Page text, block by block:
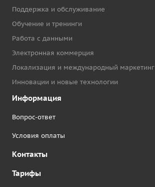
Поддержка и обслуживание
Обучение и тренинги
Работа с данными
Электронная коммерция
Локализация и международный маркетинг
Инновации и новые технологии
Информация
Вопрос-ответ
Условия оплаты
Контакты
Тарифы